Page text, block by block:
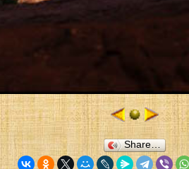
Share…